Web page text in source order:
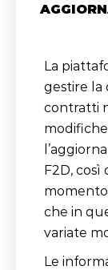
La
gestire la
contratti
F2D, così
momento
che in
variate
Le